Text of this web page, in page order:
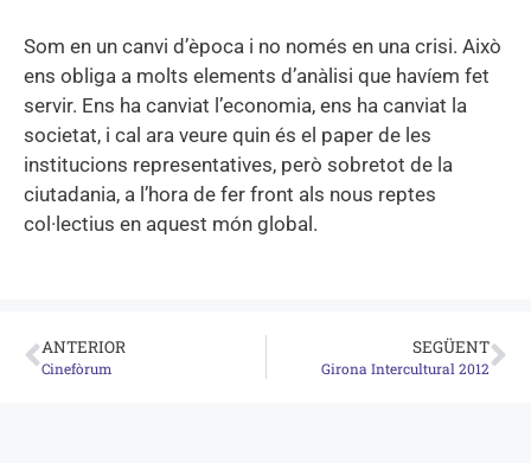
Som en un canvi d’època i no només en una crisi. Això
ens obliga a molts elements d’anàlisi que havíem fet
servir. Ens ha canviat l’economia, ens ha canviat la
societat, i cal ara veure quin és el paper de les
institucions representatives, però sobretot de la
ciutadania, a l’hora de fer front als nous reptes
col·lectius en aquest món global.
ANTERIOR
Cinefòrum
SEGÜENT
Girona Intercultural 2012